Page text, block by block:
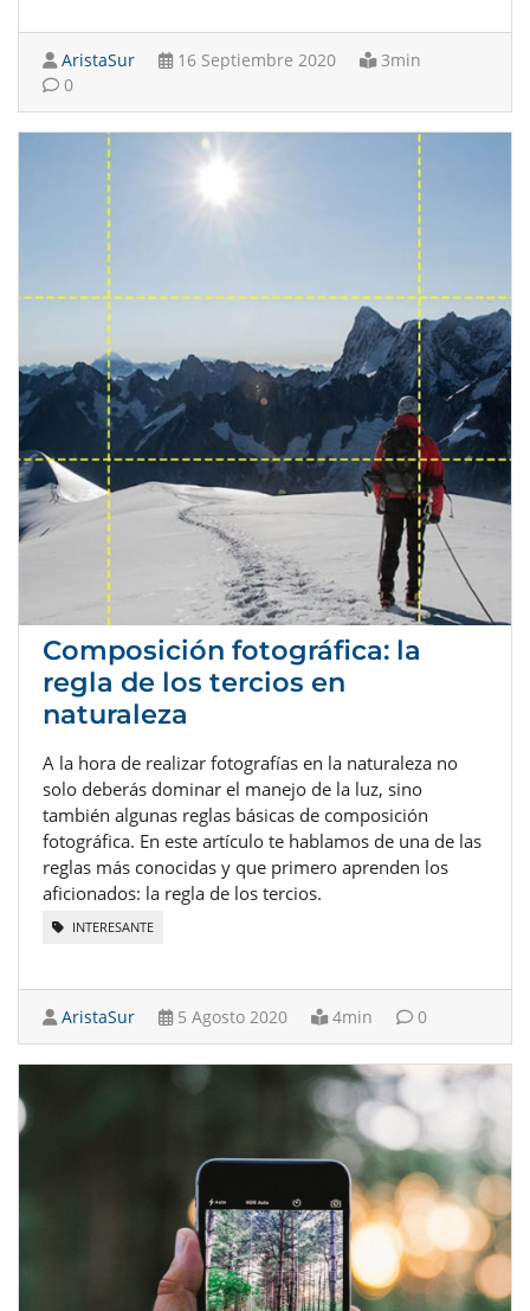
AristaSur 16 Septiembre 2020
3min
0
Composición fotográfica: la
regla de los tercios en
naturaleza
A la hora de realizar fotografías en la naturaleza no
solo deberás dominar el manejo de la luz, sino
también algunas reglas básicas de composición
fotográfica. En este artículo te hablamos de una de las
reglas más conocidas y que primero aprenden los
aficionados: la regla de los tercios.
INTERESANTE
AristaSur 5 Agosto 2020 4min 0